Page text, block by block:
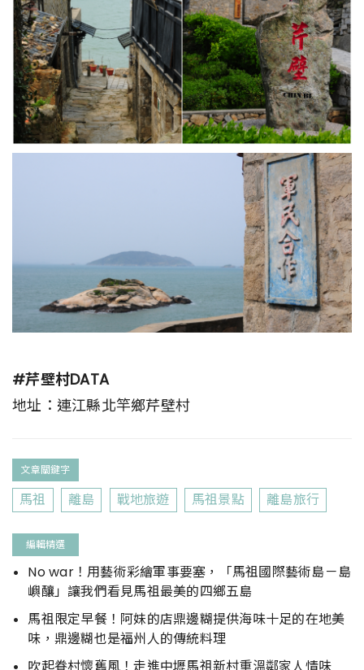
#芹壁村DATA
地址：連江縣北竿鄉芹壁村
文章關鍵字
馬祖 離島 戰地旅遊 馬祖景點 離島旅行
編輯精選
No war！用藝術彩繪軍事要塞，「馬祖國際藝術島－島
嶼釀」讓我們看見馬祖最美的四鄉五島
馬祖限定早餐！阿妹的店鼎邊糊提供海味十足的在地美
味，鼎邊糊也是福州人的傳統料理